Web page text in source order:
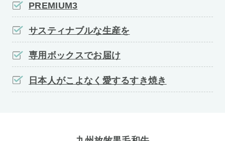
PREMIUM3
サスティナブルな生産を
専用ボックスでお届け
日本人がこよなく愛するすき焼き